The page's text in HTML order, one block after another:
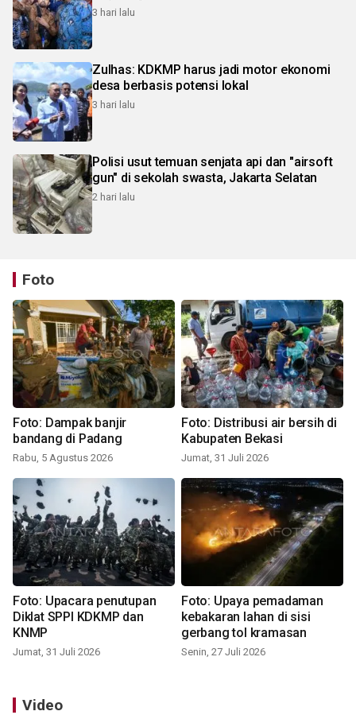
3 hari lalu
Zulhas: KDKMP harus jadi motor ekonomi
desa berbasis potensi lokal
3 hari lalu
Polisi usut temuan senjata api dan "airsoft
gun" di sekolah swasta, Jakarta Selatan
2 hari lalu
Foto
Foto: Dampak banjir
bandang di Padang
Rabu, 5 Agustus 2026
Foto: Distribusi air bersih di
Kabupaten Bekasi
Jumat, 31 Juli 2026
Foto: Upacara penutupan
Diklat SPPI KDKMP dan
KNMP
Jumat, 31 Juli 2026
Foto: Upaya pemadaman
kebakaran lahan di sisi
gerbang tol kramasan
Senin, 27 Juli 2026
Video